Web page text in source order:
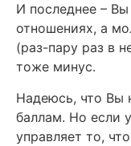
И последнее –
отношениях, а
(раз-пару раз в
тоже минус.
Надеюсь, что Вы
баллам. Но если
управляет то,